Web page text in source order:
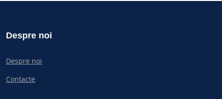
Despre noi
Despre noi
Contacte